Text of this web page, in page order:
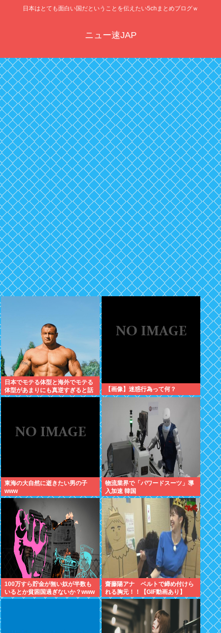
日本はとても面白い国だということを伝えたい5chまとめブログｗ
ニュー速JAP
日本でモテる体型と海外でモテる
体型があまりにも真逆すぎると話
題に。何故日本人はヒョロガリを
【画像】迷惑行為って何？
東海の大自然に逝きたい男の子
www
物流業界で「パワードスーツ」導
入加速 韓国
100万すら貯金が無い奴が半数も
いるとか貧困国過ぎないか？www
齋藤陽アナ ベルトで締め付けら
れる胸元！！【GIF動画あり】